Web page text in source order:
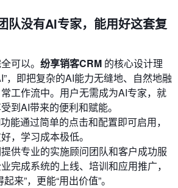
队没有AI专家，能用好这套复
可以。 纷享销客CRM 的核心设计理
，即把复杂的AI能力无缝地、自然地融
工作流中。用户无需成为AI专家，就
到AI带来的便利和赋能。
能通过简单的点击和配置即可启用，
，学习成本极低。
供专业的实施顾问团队和客户成功服
完成系统的上线、培训和应用推广，
来”，更能“用出价值”。